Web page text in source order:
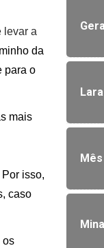
levar a
da
para o
mais
isso,
caso
os
Mês